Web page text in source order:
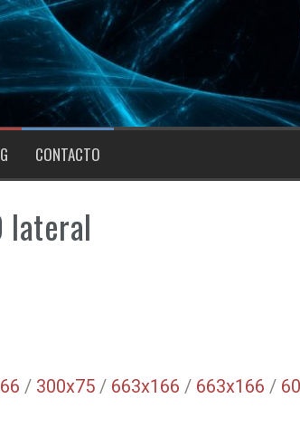
CONTACTO
lateral
/ 300x75/ 663x166 / 663x166 /